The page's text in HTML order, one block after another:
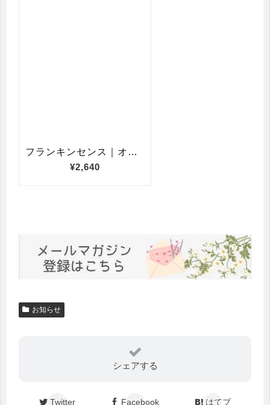
お知らせ
シェアする
Twitter Facebook はてブ